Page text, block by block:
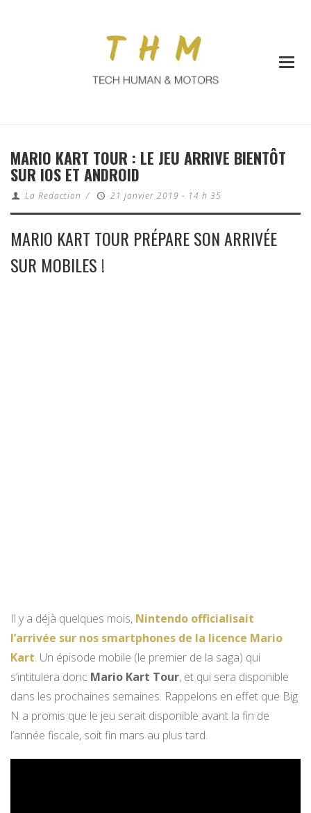
MARIO KART TOUR : LE JEU ARRIVE BIENTÔT
SUR IOS ET ANDROID
La Redaction / 21 janvier 2019 - 14 h 35
MARIO KART TOUR PRÉPARE SON ARRIVÉE
SUR MOBILES !
Il y a déjà quelques mois, Nintendo officialisait
l’arrivée sur nos smartphones de la licence Mario
Kart. Un épisode mobile (le premier de la saga) qui
s’intitulera donc Mario Kart Tour, et qui sera disponible
dans les prochaines semaines. Rappelons en effet que Big
N a promis que le jeu serait disponible avant la fin de
l’année fiscale, soit fin mars au plus tard.